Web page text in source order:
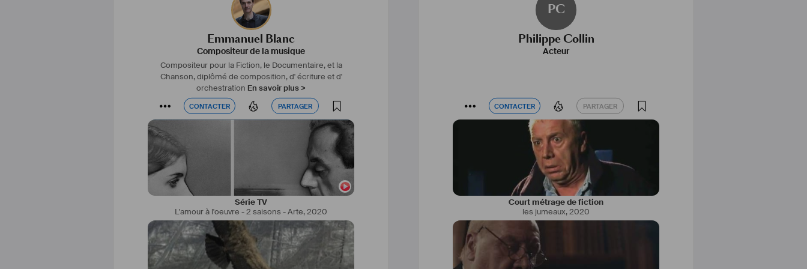
Emmanuel Blanc
Compositeur de la musique
Compositeur pour la Fiction, le Documentaire, et la
Chanson, diplômé de composition, d' écriture et d'
orchestration En savoir plus >
CONTACTER PARTAGER
CONTACTER PARTAGER
Série TV
L'amour à l'oeuvre - 2 saisons - Arte,2020
PC
Philippe Collin
Acteur
CONTACTER PARTAGER
CONTACTER PARTAGER
Court métrage de fiction
les jumeaux,2020